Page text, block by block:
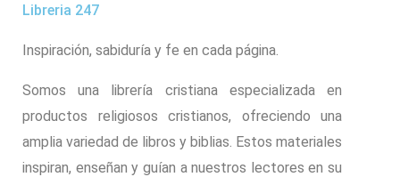
Libreria 247
Inspiración, sabiduría y fe en cada página.
Somos una librería cristiana especializada en
productos religiosos cristianos, ofreciendo una
amplia variedad de libros y biblias. Estos materiales
inspiran, enseñan y guían a nuestros lectores en su